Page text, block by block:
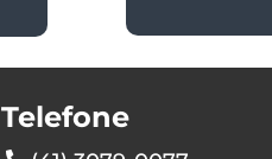
Telefone